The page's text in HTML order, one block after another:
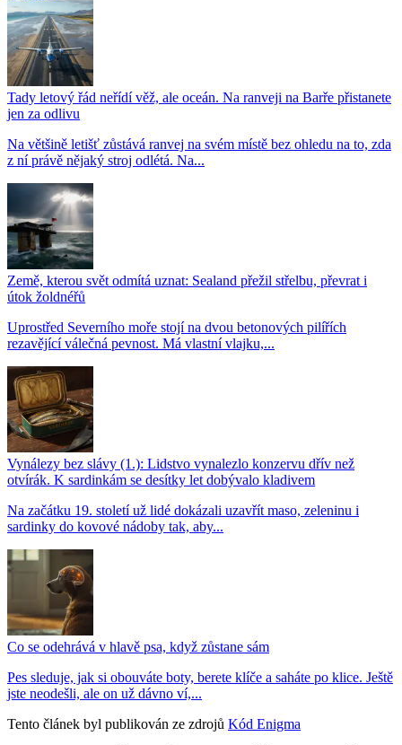
Tady letový řád neřídí věž, ale oceán. Na ranveji na Barře přistanete
jen za odlivu
Na většině letišť zůstává ranvej na svém místě bez ohledu na to, zda
z ní právě nějaký stroj odlétá. Na...
Země, kterou svět odmítá uznat: Sealand přežil střelbu, převrat i
útok žoldnéřů
Uprostřed Severního moře stojí na dvou betonových pilířích
rezavějící válečná pevnost. Má vlastní vlajku,...
Vynálezy bez slávy (1.): Lidstvo vynalezlo konzervu dřív než
otvírák. K sardinkám se desítky let dobývalo kladivem
Na začátku 19. století už lidé dokázali uzavřít maso, zeleninu i
sardinky do kovové nádoby tak, aby...
Co se odehrává v hlavě psa, když zůstane sám
Pes sleduje, jak si obouváte boty, berete klíče a saháte po klice. Ještě
jste neodešli, ale on už dávno ví,...
Tento článek byl publikován ze zdrojů Kód Enigma